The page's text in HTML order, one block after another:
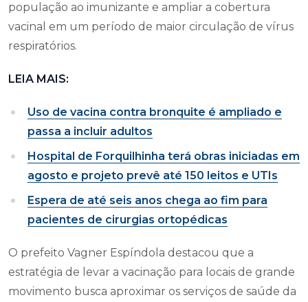
população ao imunizante e ampliar a cobertura
vacinal em um período de maior circulação de vírus
respiratórios.
LEIA MAIS:
Uso de vacina contra bronquite é ampliado e
passa a incluir adultos
Hospital de Forquilhinha terá obras iniciadas em
agosto e projeto prevê até 150 leitos e UTIs
Espera de até seis anos chega ao fim para
pacientes de cirurgias ortopédicas
O prefeito Vagner Espíndola destacou que a
estratégia de levar a vacinação para locais de grande
movimento busca aproximar os serviços de saúde da